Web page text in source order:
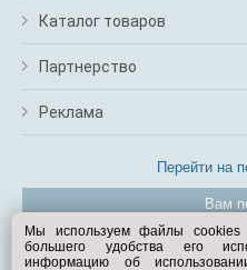
Каталог товаров
Партнерство
Реклама
Перейти на
Вам
©
Мы используем файлы
большего удобства его
информацию об